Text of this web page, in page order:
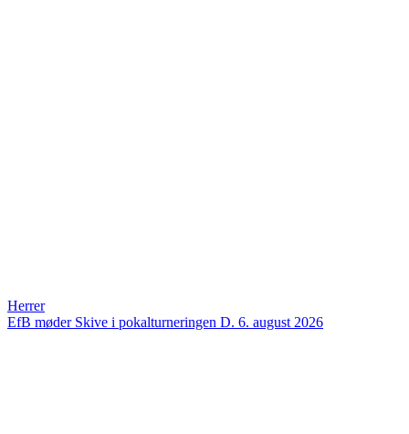
Herrer
EfB møder Skive i pokalturneringen D. 6. august 2026